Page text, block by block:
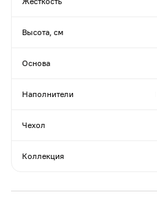
Высота, см
Основа
Наполнители
Чехол
Коллекция